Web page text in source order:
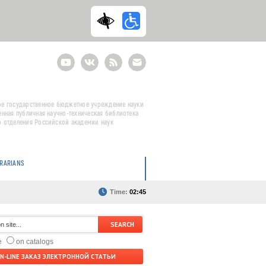
YoutubeВКонтактеRSS
E-
mail
подписка
государственное бюджетное учреждение науки
публичная научно-техническая библиотека
отделения Российской академии наук
Time: 02:45
on catalogs
LINE ЗАКАЗ ЭЛЕКТРОННОЙ СТАТЬИ